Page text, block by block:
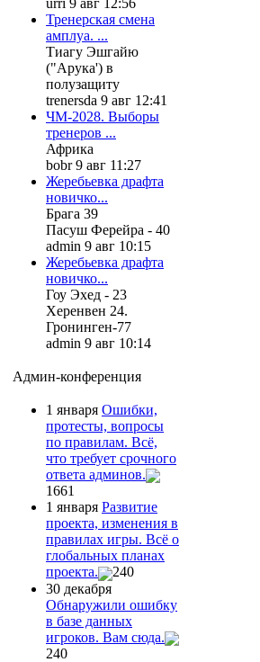
urri 9 авг 12:56
Тренерская смена
амплуа. ...
Тиагу Эшгайю
("Арука') в
полузащиту
trenersda 9 авг 12:41
ЧМ-2028. Выборы
тренеров ...
Африка
bobr 9 авг 11:27
Жеребьевка драфта
новичко...
Брага 39
Пасуш Ферейра - 40
admin 9 авг 10:15
Жеребьевка драфта
новичко...
Гоу Эхед - 23
Херенвен 24.
Гронинген-77
admin 9 авг 10:14
Админ-конференция
1 января Ошибки,
протесты, вопросы
по правилам. Всё,
что требует срочного
ответа админов.
1661
1 января Развитие
проекта, изменения в
правилах игры. Всё о
глобальных планах
проекта.
240
30 декабря
Обнаружили ошибку
в базе данных
игроков. Вам сюда.
240